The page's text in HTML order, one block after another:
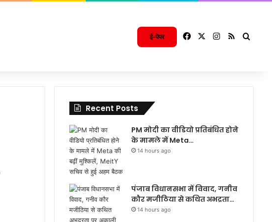
ई-पेपर FacebookInstagram
RSS
Recent Posts
PM मोदी का वीडियो प्रतिबंधित होने
के मामले में Meta…
14 hours ago
पंजाब विधानसभा में विवाद, गनीव
कौर मजीठिया से कथित अभद्रता…
14 hours ago